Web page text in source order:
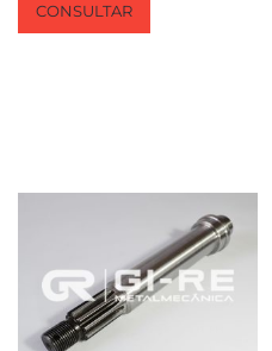
CONSULTAR